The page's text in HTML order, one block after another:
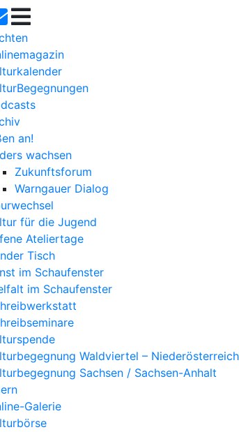
an!
wachsen
Zukunftsforum
Warngauer Dialog
für die Jugend
Ateliertage
Tisch
im Schaufenster
im Schaufenster
Waldviertel – Niederösterreich
Sachsen / Sachsen-Anhalt
Galerie